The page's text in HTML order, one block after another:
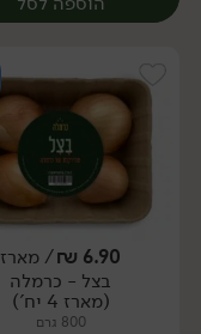
מארז
6.90
₪/ מארז
בצל - כרמלה
(מארז 4 יח')
800 גרם